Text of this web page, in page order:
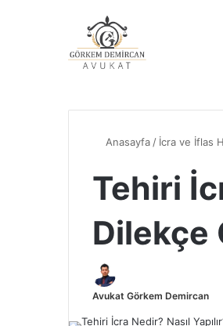
Anasayfa / İcra ve İflas
Tehiri
Dilekçe
Avukat Görkem Demircan